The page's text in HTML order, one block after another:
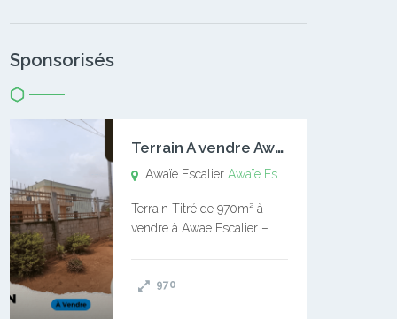
Sponsorisés
T
errain A vendre Awaïe Escalier
Awaïe EscalierAwaïe Escalier
Terrain Titré de 970m² à
vendre à Awae Escalier –
l’Université Catholique –
970